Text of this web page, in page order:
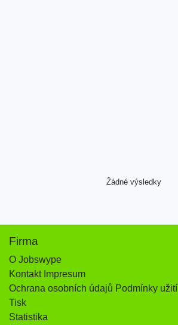
Žádné výsledky
Firma
O Jobswype
Kontakt Impresum
Ochrana osobních údajů Podmínky užití
Tisk
Statistika